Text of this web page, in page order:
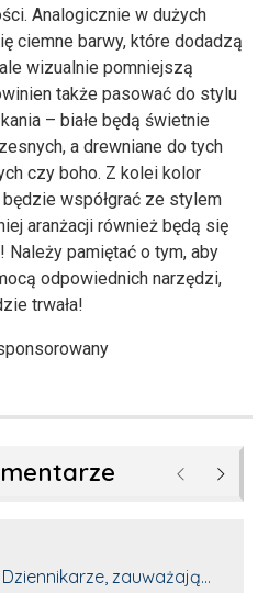
Analogicznie w dużych
ciemne barwy, które dodadzą
wizualnie pomniejszą
także pasować do stylu
– białe będą świetnie
a drewniane do tych
czy boho. Z kolei kolor
współgrać ze stylem
aranżacji również będą się
pamiętać o tym, aby
odpowiednich narzędzi,
trwała!
Poprzednie
Dziennikarze, zauważają